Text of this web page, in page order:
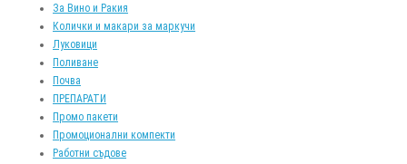
За Вино и Ракия
Колички и макари за маркучи
Луковици
Поливане
Почва
ПРЕПАРАТИ
Промо пакети
Промоционални компекти
Работни съдове